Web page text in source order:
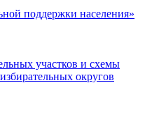
поддержки населения»
участков и схемы
округов